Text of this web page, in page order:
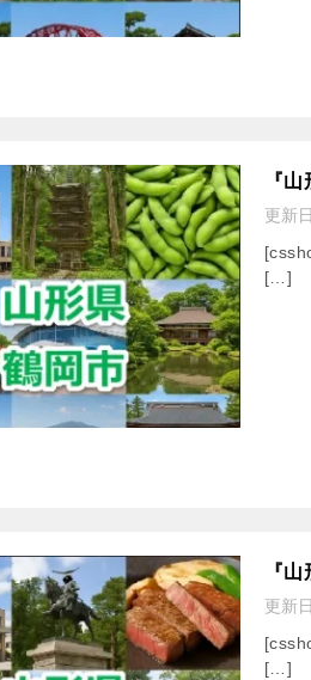
『
更新
[…]
『
更新
[…]